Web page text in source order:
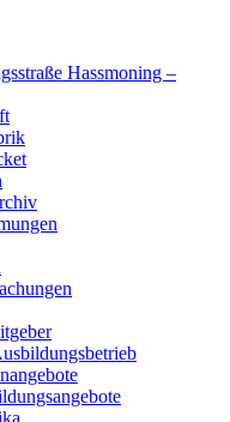
Hassmoning –